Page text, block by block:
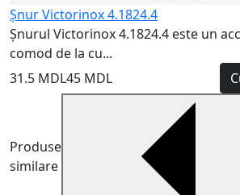
Şnur Victorinox 4.1824.4
Şnurul Victorinox 4.1824.4 este un
comod de la cu...
31.5 MDL45 MDL
Produse
similare